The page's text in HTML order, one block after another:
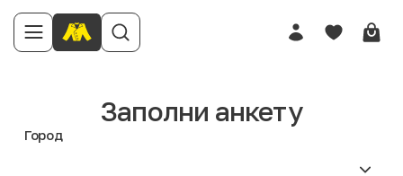
Заполни анкету
Город